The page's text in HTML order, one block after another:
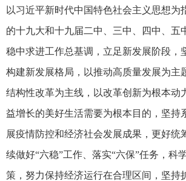
以习近平新时代中国特色社会主义思想为
的十九大和十九届二中、三中、四中、五
稳中求进工作总基调，立足新发展阶段，
构建新发展格局，以推动高质量发展为主
结构性改革为主线，以改革创新为根本动
益增长的美好生活需要为根本目的，坚持
展疫情防控和经济社会发展成果，更好统
续做好“六稳”工作、落实“六保”任务，科
策，努力保持经济运行在合理区间，坚持